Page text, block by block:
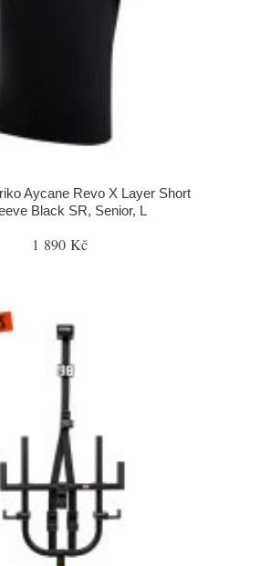
Aycane Revo X Layer Short
Black SR, Senior, L
1 890 Kč